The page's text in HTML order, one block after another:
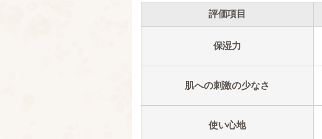
評価項目
保湿力
肌への刺激の少なさ
使い心地